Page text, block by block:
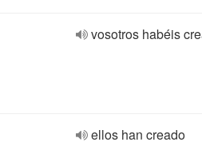
vosotros habéis
ellos han creado